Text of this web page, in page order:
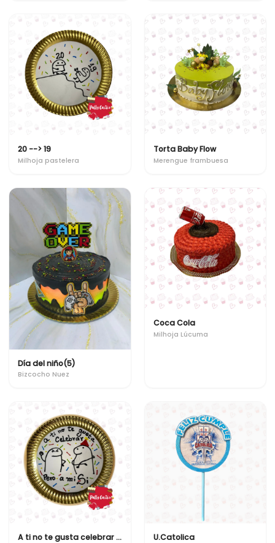
20 --> 19
Milhoja pastelera
Torta Baby Flow
Merengue frambuesa
Día del niño(5)
Bizcocho Nuez
Coca Cola
Milhoja Lúcuma
A ti no te gusta celebrar pero a mi si U.Catolica